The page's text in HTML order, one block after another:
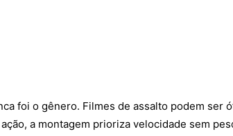
foi o gênero. Filmes de assalto podem ser
a montagem prioriza velocidade sem